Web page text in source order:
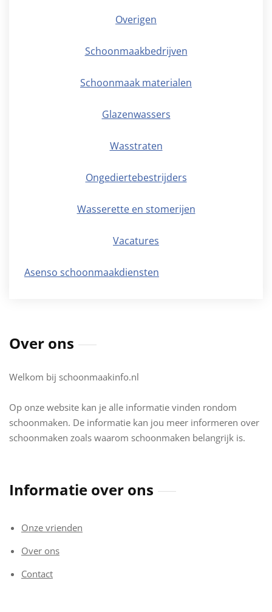
Overigen
Schoonmaakbedrijven
Schoonmaak materialen
Glazenwassers
Wasstraten
Ongediertebestrijders
Wasserette en stomerijen
Vacatures
Asenso schoonmaakdiensten
Over ons
Welkom bij schoonmaakinfo.nl
Op onze website kan je alle informatie vinden rondom
schoonmaken. De informatie kan jou meer informeren over
schoonmaken zoals waarom schoonmaken belangrijk is.
Informatie over ons
Onze vrienden
Over ons
Contact